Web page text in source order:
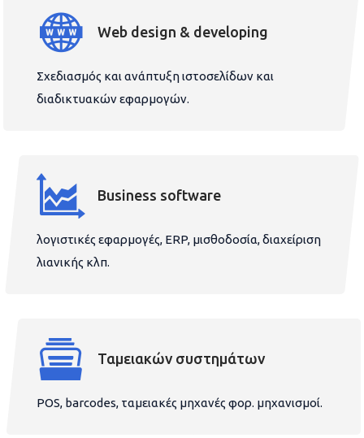
Web design & developing
Σχεδιασμός και ανάπτυξη ιστοσελίδων και
διαδικτυακών εφαρμογών.
Business software
λογιστικές εφαρμογές, ERP, μισθοδοσία, διαχείριση
λιανικής κλπ.
Ταμειακών συστημάτων
POS, barcodes, ταμειακές μηχανές φορ. μηχανισμοί.